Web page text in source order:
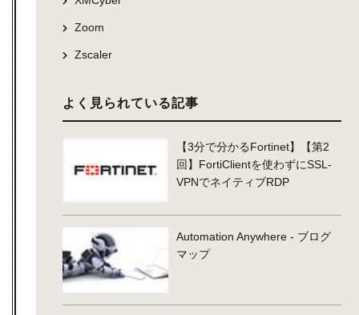
Zoom
Zscaler
よく見られている記事
【3分で分かるFortinet】【第2
回】FortiClientを使わずにSSL-
VPNでネイティブRDP
Automation Anywhere - ブログ
マップ